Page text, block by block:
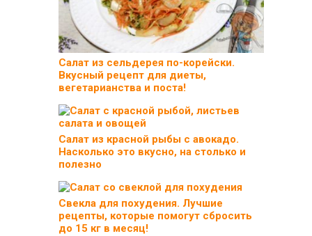
Салат из сельдерея по-корейски.
Вкусный рецепт для диеты,
вегетарианства и поста!
Салат из красной рыбы с авокадо.
Насколько это вкусно, на столько и
полезно
Свекла для похудения. Лучшие
рецепты, которые помогут сбросить
до 15 кг в месяц!